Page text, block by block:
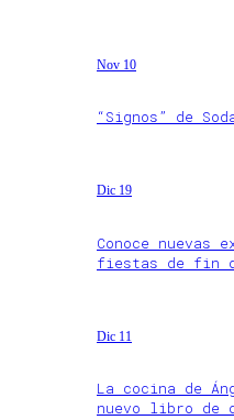
Nov 10
“Signos” de
Dic 19
Conoce nuevas
fiestas de fin
Dic 11
La cocina de
nuevo libro de